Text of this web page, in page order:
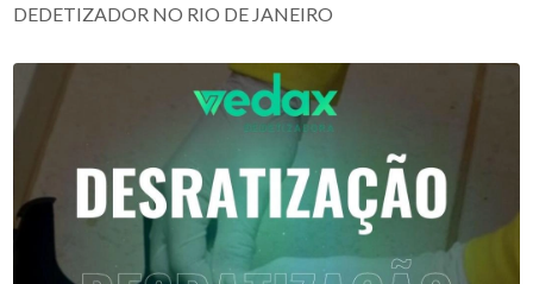
DEDETIZADOR NO RIO DE JANEIRO